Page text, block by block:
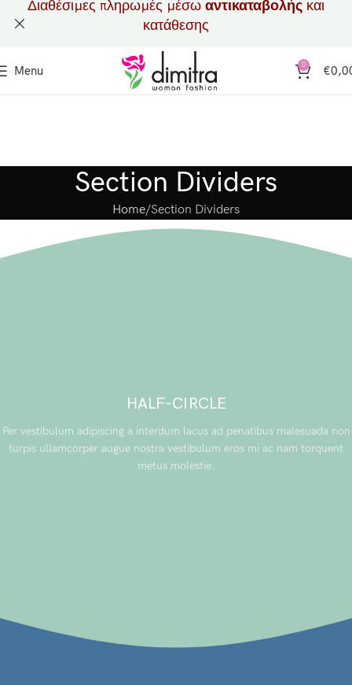
Menu 0 €
Section Dividers
Home Section Dividers
HALF-CIRCLE
Per vestibulum adipiscing a interdum lacus ad penatibus malesuada non
turpis ullamcorper augue nostra vestibulum eros mi ac nam torquent
metus molestie.
Διαθέσιμες πληρωμές μέσω αντικαταβολής και
κατάθεσης